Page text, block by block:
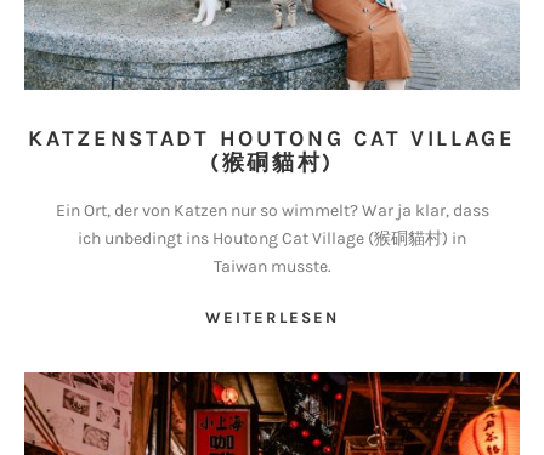
KATZENSTADT HOUTONG CAT VILLAGE
(猴硐貓村)
Ein Ort, der von Katzen nur so wimmelt? War ja klar, dass
ich unbedingt ins Houtong Cat Village (猴硐貓村) in
Taiwan musste.
WEITERLESEN